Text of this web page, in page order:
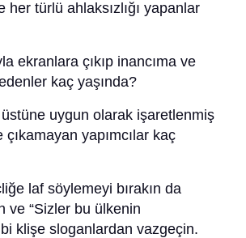
her türlü ahlaksızlığı yapanlar
ekranlara çıkıp inancıma ve
kaç yaşında?
uygun olarak işaretlenmiş
yapımcılar kaç
laf söylemeyi bırakın da
ve “Sizler bu ülkenin
klişe sloganlardan vazgeçin.